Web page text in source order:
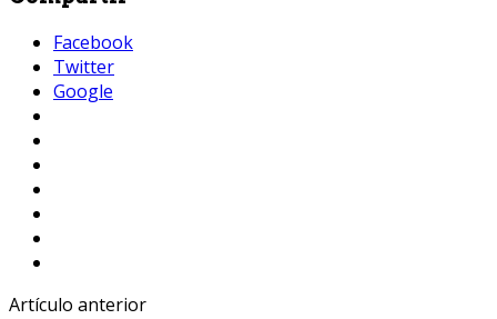
Facebook
Twitter
Google
Artículo anterior